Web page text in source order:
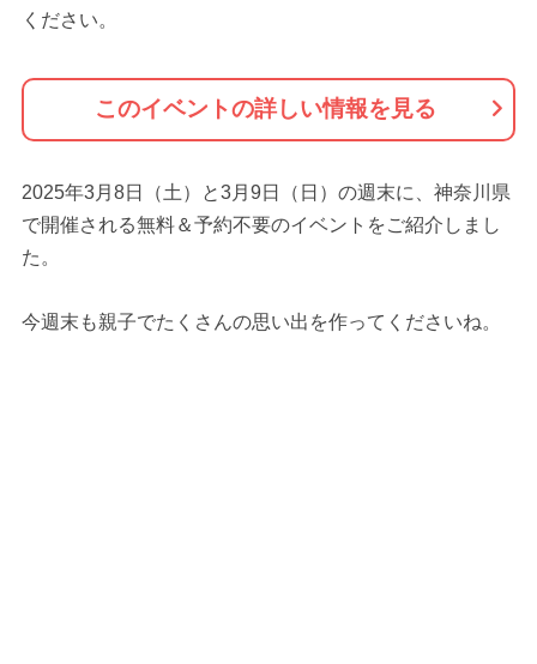
ください。
このイベントの詳しい情報を見る
2025年3月8日（土）と3月9日（日）の週末に、神奈川県
で開催される無料＆予約不要のイベントをご紹介しまし
た。
今週末も親子でたくさんの思い出を作ってくださいね。